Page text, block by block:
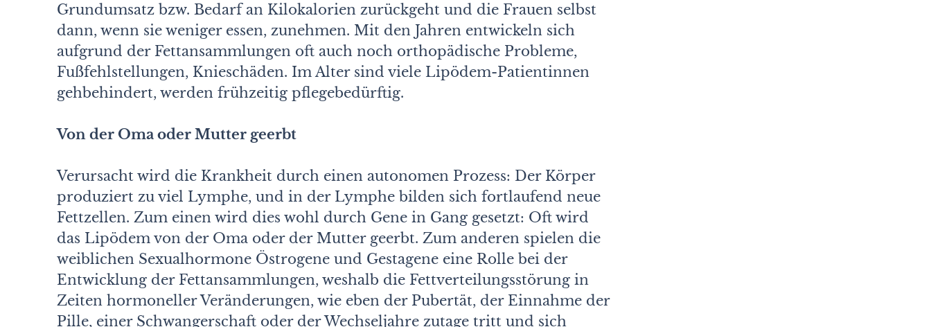
Grundumsatz bzw. Bedarf an Kilokalorien zurückgeht und die Frauen selbst
dann, wenn sie weniger essen, zunehmen. Mit den Jahren entwickeln sich
aufgrund der Fettansammlungen oft auch noch orthopädische Probleme,
Fußfehlstellungen, Knieschäden. Im Alter sind viele Lipödem-Patientinnen
gehbehindert, werden frühzeitig pflegebedürftig.
Von der Oma oder Mutter geerbt
Verursacht wird die Krankheit durch einen autonomen Prozess: Der Körper
produziert zu viel Lymphe, und in der Lymphe bilden sich fortlaufend neue
Fettzellen. Zum einen wird dies wohl durch Gene in Gang gesetzt: Oft wird
das Lipödem von der Oma oder der Mutter geerbt. Zum anderen spielen die
weiblichen Sexualhormone Östrogene und Gestagene eine Rolle bei der
Entwicklung der Fettansammlungen, weshalb die Fettverteilungsstörung in
Zeiten hormoneller Veränderungen, wie eben der Pubertät, der Einnahme der
Pille, einer Schwangerschaft oder der Wechseljahre zutage tritt und sich